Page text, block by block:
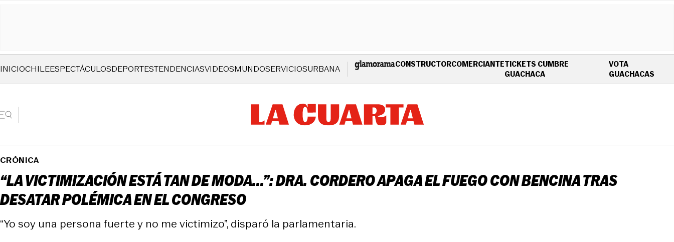
INICIOCHILEESPECTÁCULOSDEPORTESTENDENCIASVIDEOSMUNDOSERVICIOSURBANA CONSTRUCTORCOMERCIANTETICKETS CUMBRE
GUACHACAOPENS IN NEW WINDOW
VOTA
GUACHACAS
CRÓNICA
“LA VICTIMIZACIÓN ESTÁ TAN DE MODA...”: DRA. CORDERO APAGA EL FUEGO CON BENCINA TRAS
DESATAR POLÉMICA EN EL CONGRESO
“Yo soy una persona fuerte y no me victimizo”, disparó la parlamentaria.